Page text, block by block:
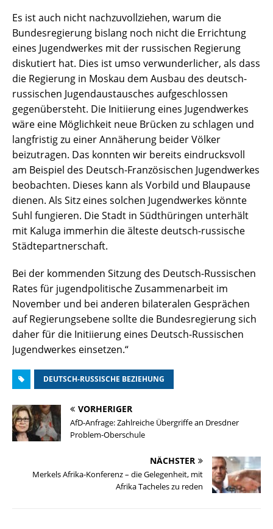
Es ist auch nicht nachzuvollziehen, warum die
Bundesregierung bislang noch nicht die Errichtung
eines Jugendwerkes mit der russischen Regierung
diskutiert hat. Dies ist umso verwunderlicher, als dass
die Regierung in Moskau dem Ausbau des deutsch-
russischen Jugendaustausches aufgeschlossen
gegenübersteht. Die Initiierung eines Jugendwerkes
wäre eine Möglichkeit neue Brücken zu schlagen und
langfristig zu einer Annäherung beider Völker
beizutragen. Das konnten wir bereits eindrucksvoll
am Beispiel des Deutsch-Französischen Jugendwerkes
beobachten. Dieses kann als Vorbild und Blaupause
dienen. Als Sitz eines solchen Jugendwerkes könnte
Suhl fungieren. Die Stadt in Südthüringen unterhält
mit Kaluga immerhin die älteste deutsch-russische
Städtepartnerschaft.
Bei der kommenden Sitzung des Deutsch-Russischen
Rates für jugendpolitische Zusammenarbeit im
November und bei anderen bilateralen Gesprächen
auf Regierungsebene sollte die Bundesregierung sich
daher für die Initiierung eines Deutsch-Russischen
Jugendwerkes einsetzen.“
DEUTSCH-RUSSISCHE BEZIEHUNG
VORHERIGER
AfD-Anfrage: Zahlreiche Übergriffe an Dresdner
Problem-Oberschule
NÄCHSTER
Merkels Afrika-Konferenz – die Gelegenheit, mit
Afrika Tacheles zu reden